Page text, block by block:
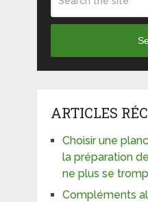
ARTICLES
Choisir une
la préparation
ne plus se
Compléments